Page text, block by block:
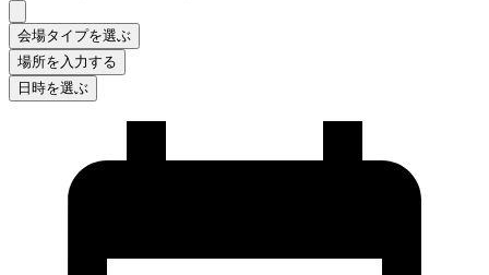
会場タイプを選ぶ
場所を入力する
日時を選ぶ